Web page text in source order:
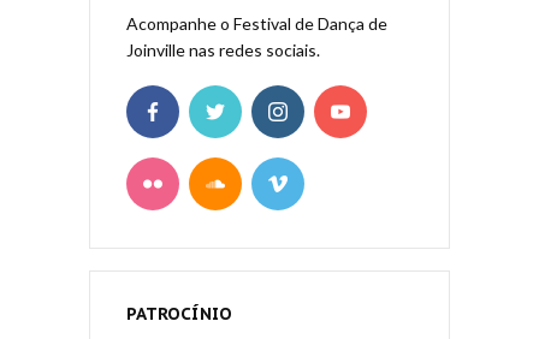
Acompanhe o Festival de Dança de
Joinville nas redes sociais.
PATROCÍNIO